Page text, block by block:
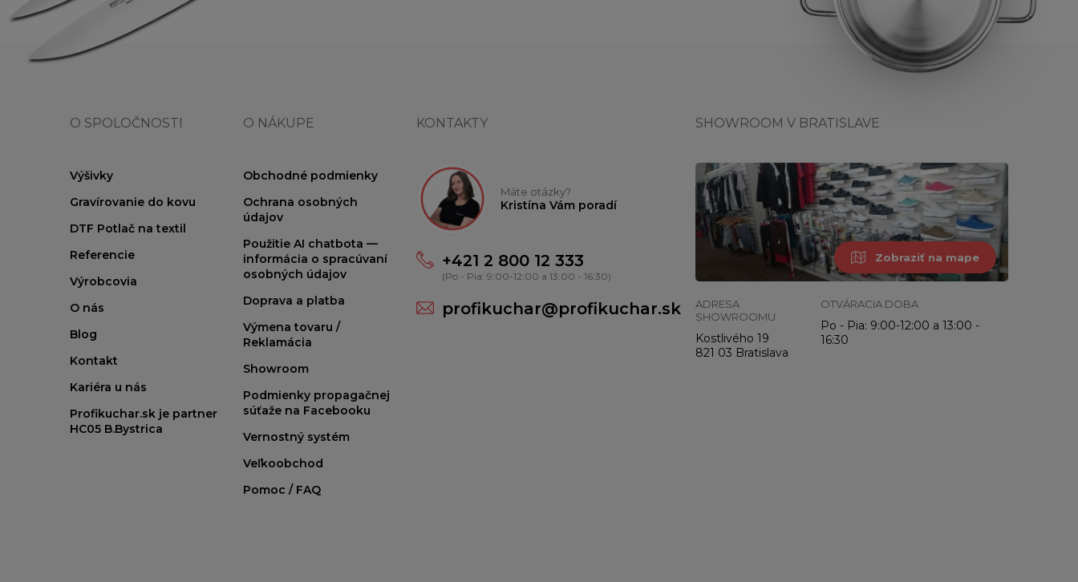
O SPOLOČNOSTI
Výšivky
Gravírovanie do kovu
DTF Potlač na textil
Referencie
Výrobcovia
O nás
Blog
Kontakt
Kariéra u nás
Profikuchar.sk je partner
HC05 B.Bystrica
O NÁKUPE
Obchodné podmienky
Ochrana osobných
údajov
Použitie AI chatbota —
informácia o spracúvaní
osobných údajov
Doprava a platba
Výmena tovaru /
Reklamácia
Showroom
Podmienky propagačnej
súťaže na Facebooku
Vernostný systém
Veľkoobchod
Pomoc / FAQ
KONTAKTY
Máte otázky?
Kristína Vám poradí
+421 2 800 12 333
(Po - Pia: 9:00-12:00 a 13:00 - 16:30)
profikuchar@profikuchar.sk
SHOWROOM V BRATISLAVE
Zobraziť na mape
ADRESA
SHOWROOMU
Kostlivého 19
821 03 Bratislava
OTVÁRACIA DOBA
Po - Pia: 9:00-12:00 a 13:00 -
16:30